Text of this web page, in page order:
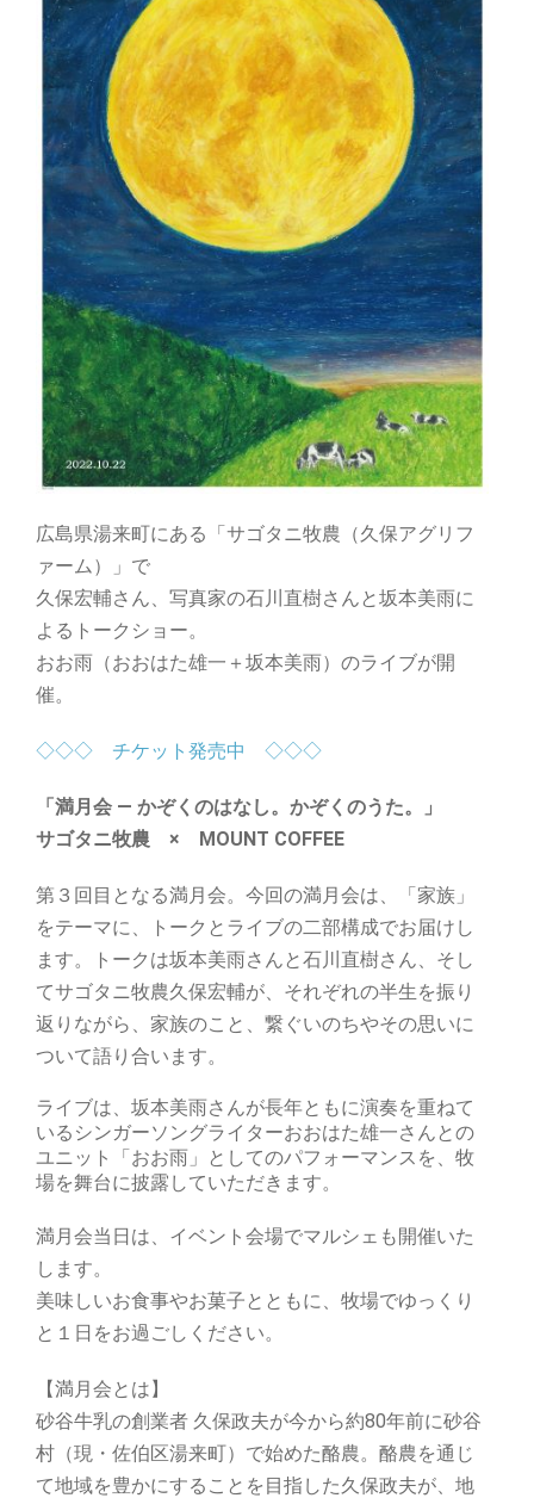
広島県湯来町にある「サゴタニ牧農（久保アグリフ
ァーム）」で
久保宏輔さん、写真家の石川直樹さんと坂本美雨に
よるトークショー。
おお雨（おおはた雄一＋坂本美雨）のライブが開
催。
◇◇◇ チケット発売中 ◇◇◇
「満月会 — かぞくのはなし。かぞくのうた。」
サゴタニ牧農 × MOUNT COFFEE
第３回目となる満月会。今回の満月会は、「家族」
をテーマに、トークとライブの二部構成でお届けし
ます。トークは坂本美雨さんと石川直樹さん、そし
てサゴタニ牧農久保宏輔が、それぞれの半生を振り
返りながら、家族のこと、繋ぐいのちやその思いに
ついて語り合います。
ライブは、坂本美雨さんが長年ともに演奏を重ねて
いるシンガーソングライターおおはた雄一さんとの
ユニット「おお雨」としてのパフォーマンスを、牧
場を舞台に披露していただきます。
満月会当日は、イベント会場でマルシェも開催いた
します。
美味しいお食事やお菓子とともに、牧場でゆっくり
と１日をお過ごしください。
【満月会とは】
砂谷牛乳の創業者 久保政夫が今から約80年前に砂谷
村（現・佐伯区湯来町）で始めた酪農。酪農を通じ
て地域を豊かにすることを目指した久保政夫が、地